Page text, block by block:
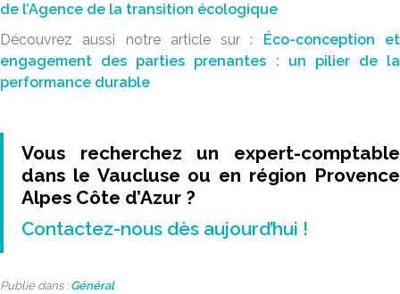
de l’Agence de la transition écologique
Découvrez aussi notre article sur :
Éco-conception et
engagement des parties prenantes : un pilier de la
performance durable
Vous recherchez un expert-comptable
dans le Vaucluse ou en région Provence
Alpes Côte d’Azur ?
Contactez-nous dès aujourd’hui !
Publié dans : Général